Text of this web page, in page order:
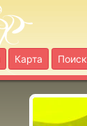
Карта Поиск